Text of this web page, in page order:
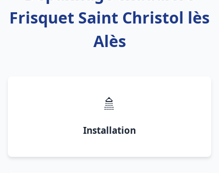
Frisquet Saint Christol lès
Alès
🚿
Installation